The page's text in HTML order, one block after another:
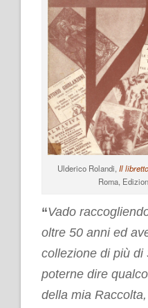
Ulderico Rolandi,Il
Roma,
“Vado
oltre 50 anni ed
collezione di più di
poterne dire
della mia